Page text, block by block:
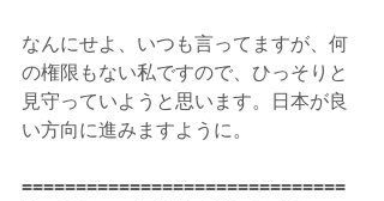
なんにせよ、いつも言ってますが、何
の権限もない私ですので、ひっそりと
見守っていようと思います。日本が良
い方向に進みますように。
==============================